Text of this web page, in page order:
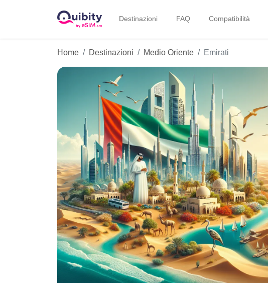
Destinazioni FAQ Compatibilità
Home Destinazioni Medio Oriente Emirati